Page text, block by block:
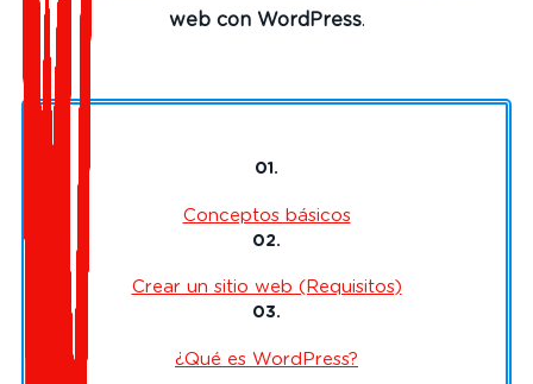
web con WordPress.
01.
Conceptos básicos
02.
Crear un sitio web (Requisitos)
03.
¿Qué es WordPress?